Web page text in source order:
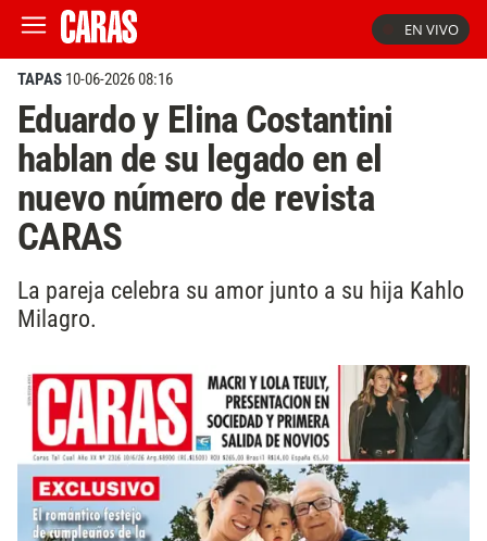
EN VIVO
TAPAS 10-06-2026 08:16
Eduardo y Elina Costantini
hablan de su legado en el
nuevo número de revista
CARAS
La pareja celebra su amor junto a su hija Kahlo
Milagro.